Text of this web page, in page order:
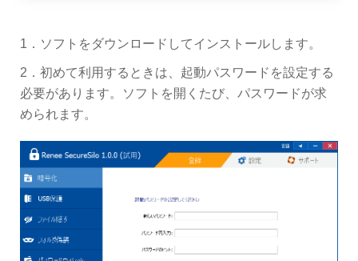
1．ソフトをダウンロードしてインストールします。
2．初めて利用するときは、起動パスワードを設定する
必要があります。ソフトを開くたび、パスワードが求
められます。